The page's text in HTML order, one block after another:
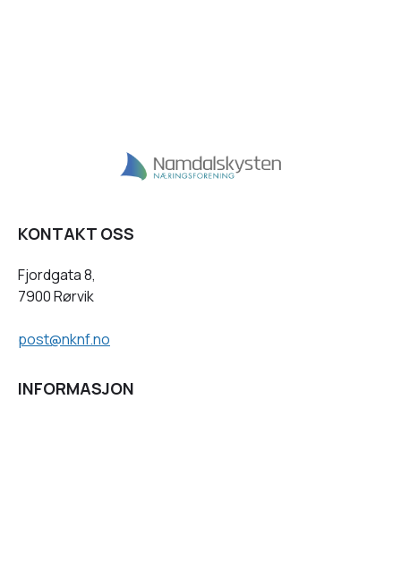
KONTAKT OSS
Fjordgata 8,
7900 Rørvik
post@nknf.no
INFORMASJON